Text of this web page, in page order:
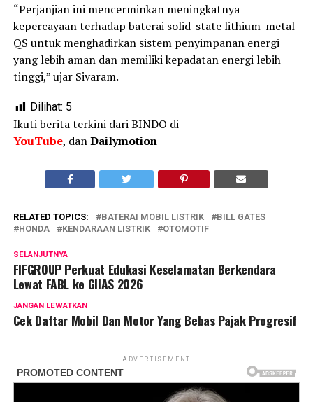
“Perjanjian ini mencerminkan meningkatnya
kepercayaan terhadap baterai solid-state lithium-metal
QS untuk menghadirkan sistem penyimpanan energi
yang lebih aman dan memiliki kepadatan energi lebih
tinggi,” ujar Sivaram.
Dilihat: 5
Ikuti berita terkini dari BINDO di
YouTube, danDailymotion
RELATED TOPICS: BATERAI MOBIL LISTRIK
BILL GATES
HONDA
KENDARAAN LISTRIK OTOMOTIF
SELANJUTNYA
FIFGROUP Perkuat Edukasi Keselamatan Berkendara
Lewat FABL ke GIIAS 2026
JANGAN LEWATKAN
Cek Daftar Mobil Dan Motor Yang Bebas Pajak Progresif
ADVERTISEMENT